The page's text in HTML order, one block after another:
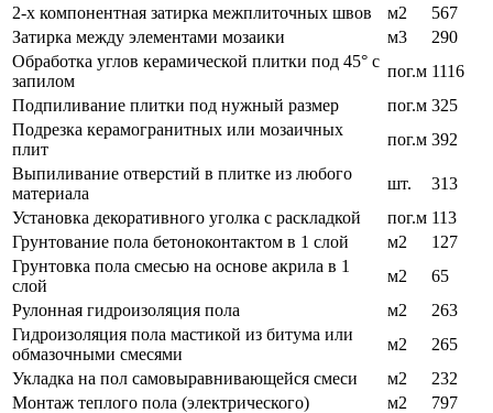
2-х компонентная затирка межплиточных швов
м2
567
Затирка между элементами мозаики
м3
290
Обработка углов керамической плитки под 45° с
запилом
пог.м 1116
Подпиливание плитки под нужный размер
пог.м 325
Подрезка керамогранитных или мозаичных
плит
пог.м 392
Выпиливание отверстий в плитке из любого
материала
шт.
313
Установка декоративного уголка с раскладкой
пог.м 113
Грунтование пола бетоноконтактом в 1 слой
м2
127
Грунтовка пола смесью на основе акрила в 1
слой
м2
65
Рулонная гидроизоляция пола
м2
263
Гидроизоляция пола мастикой из битума или
обмазочными смесями
м2
265
Укладка на пол самовыравнивающейся смеси
м2
232
Монтаж теплого пола (электрического)
м2 797